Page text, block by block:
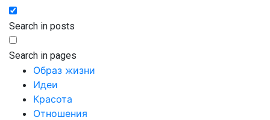
Search in posts
Search in pages
Образ жизни
Идеи
Красота
Отношения